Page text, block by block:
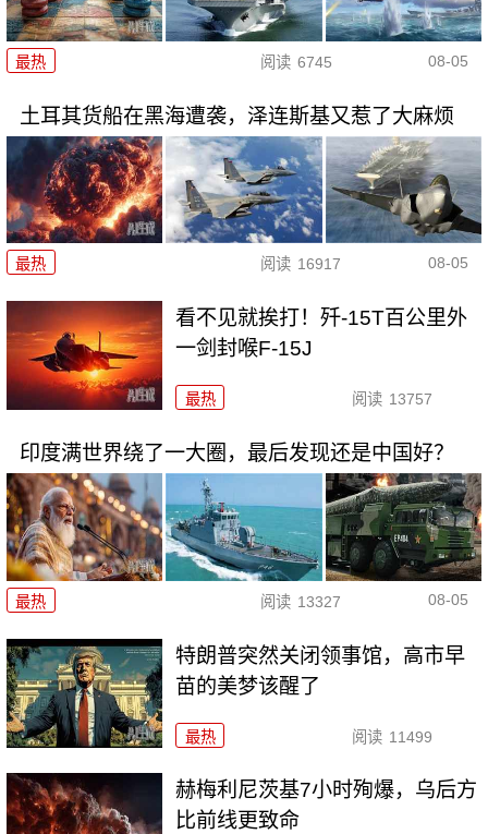
最热 阅读 6745 08-05
土耳其货船在黑海遭袭，泽连斯基又惹了大麻烦
最热 阅读 16917 08-05
看不见就挨打！歼-15T百公里外
一剑封喉F-15J
最热 阅读 13757
印度满世界绕了一大圈，最后发现还是中国好？
最热 阅读 13327 08-05
特朗普突然关闭领事馆，高市早
苗的美梦该醒了
最热 阅读 11499
赫梅利尼茨基7小时殉爆，乌后方
比前线更致命